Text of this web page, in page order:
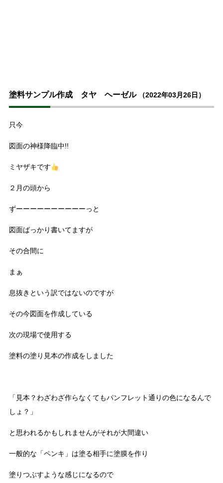
塗料サンプル作成 タヤ ヘーゼル （2022年03月26日）
只今
図面の神様降臨中!!
ミヤザキです
２月の頭から
ずーーーーーーーーーーっと
図面ばっかり書いてますが
その合間に
まぁ
息抜きという訳ではないのですが
その今図面を作成している
次の現場で使用する
塗料の塗り見本の作成をしました
「見本？わざわざ作らなくてもパンフレット通りの色になるんで
しょ？」
と思われるかもしれませんがそれが大間違い
一般的な「ペンキ」は塗る相手に塗膜を作り
塗りつぶすような感じになるので